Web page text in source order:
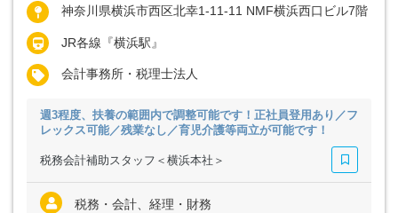
神奈川県横浜市西区北幸1-11-11 NMF横浜西口ビル7階
JR各線『横浜駅』
会計事務所・税理士法人
週3程度、扶養の範囲内で調整可能です！正社員登用あり／フ
レックス可能／残業なし／育児介護等両立が可能です！
税務会計補助スタッフ＜横浜本社＞
税務・会計、経理・財務